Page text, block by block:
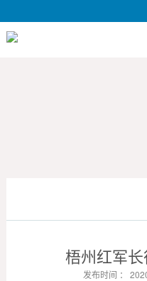
梧州红军
发布时间 ：